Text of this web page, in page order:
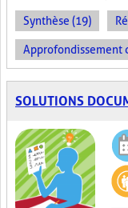
Synthèse (19)
Approfondissement
SOLUTIONS